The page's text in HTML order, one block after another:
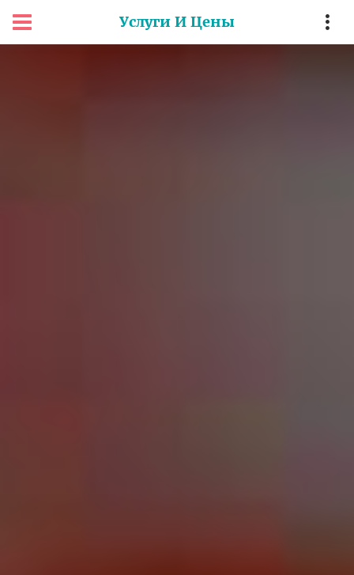
Услуги И Цены